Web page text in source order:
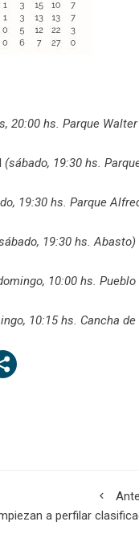
20:00 hs. Parque
(sábado, 19:30 hs.
19:30 hs. Parque
19:30 hs. Abasto)
10:00 hs. Pueblo
10:15 hs. Cancha de
a perfilar